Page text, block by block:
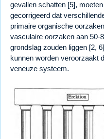
gevallen schatten [5],
gecorrigeerd dat
primaire organische
vasculaire oorzaken aan 50-
grondslag zouden liggen [2,
kunnen worden veroorzaakt
veneuze systeem.